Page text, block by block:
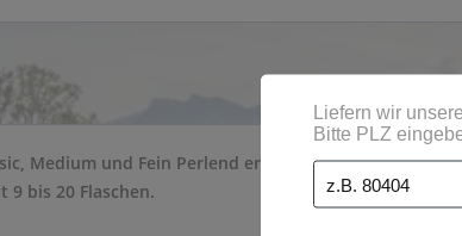
Medium und Fein Perlend erhältlich. Die Flaschen
9 bis 20 Flaschen.